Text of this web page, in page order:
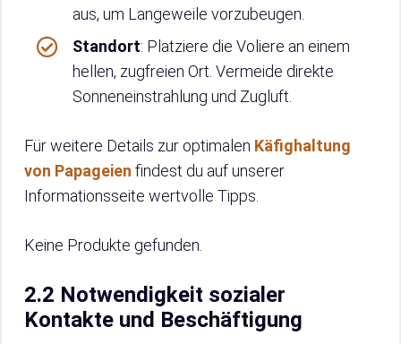
aus, um Langeweile vorzubeugen.
Standort: Platziere die Voliere an einem
hellen, zugfreien Ort. Vermeide direkte
Sonneneinstrahlung und Zugluft.
Für weitere Details zur optimalen Käfighaltung
von Papageien findest du auf unserer
Informationsseite wertvolle Tipps.
Keine Produkte gefunden.
2.2 Notwendigkeit sozialer
Kontakte und Beschäftigung